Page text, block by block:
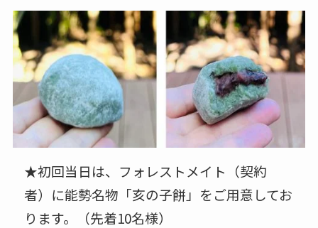
★初回当日は、フォレストメイト（契約
者）に能勢名物「亥の子餅」をご用意してお
ります。（先着10名様）